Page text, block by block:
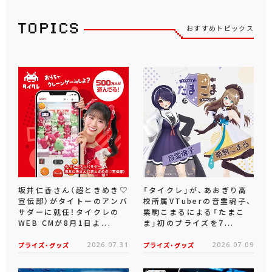
おすすめトピックス
坂井仁香さん（超ときめき♡
宣伝部）がタイトーのアンバ
サダーに就任！タイクレの
WEB CMが8月1日よ...
プライズ・グッズ 2026.07.31
「タイクレ」が、あおぎり高
校所属VTuberの音霊魂子、
栗駒こまるによる「たまこ
ま」初のプライズを7...
プライズ・グッズ 2026.07.09